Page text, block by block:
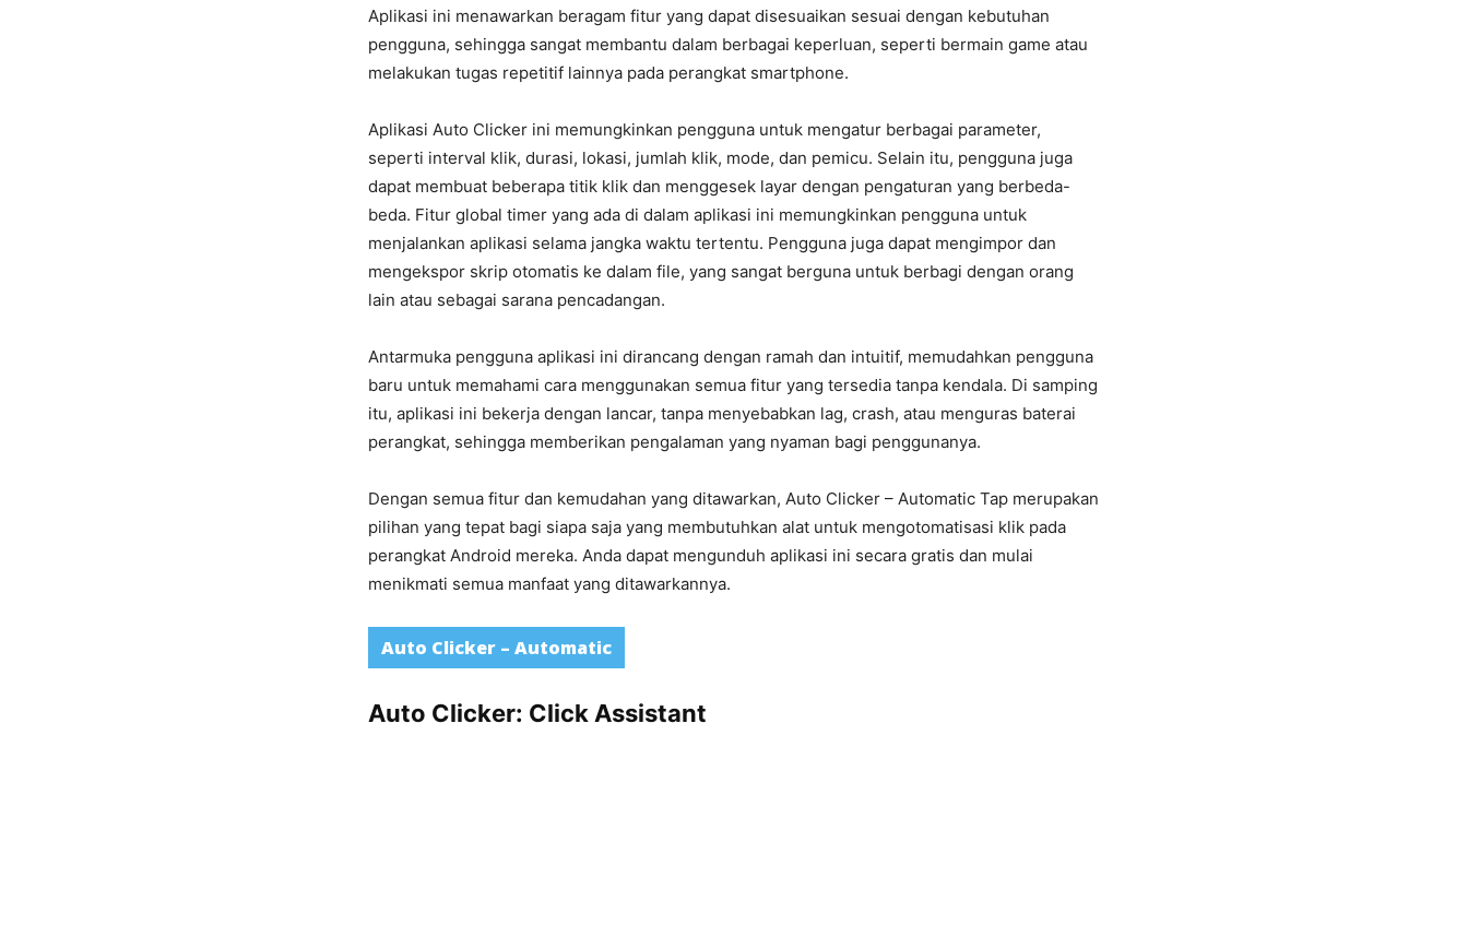
Aplikasi ini menawarkan beragam fitur yang dapat disesuaikan sesuai dengan kebutuhan
pengguna, sehingga sangat membantu dalam berbagai keperluan, seperti bermain game atau
melakukan tugas repetitif lainnya pada perangkat smartphone.
Aplikasi Auto Clicker ini memungkinkan pengguna untuk mengatur berbagai parameter,
seperti interval klik, durasi, lokasi, jumlah klik, mode, dan pemicu. Selain itu, pengguna juga
dapat membuat beberapa titik klik dan menggesek layar dengan pengaturan yang berbeda-
beda. Fitur global timer yang ada di dalam aplikasi ini memungkinkan pengguna untuk
menjalankan aplikasi selama jangka waktu tertentu. Pengguna juga dapat mengimpor dan
mengekspor skrip otomatis ke dalam file, yang sangat berguna untuk berbagi dengan orang
lain atau sebagai sarana pencadangan.
Antarmuka pengguna aplikasi ini dirancang dengan ramah dan intuitif, memudahkan pengguna
baru untuk memahami cara menggunakan semua fitur yang tersedia tanpa kendala. Di samping
itu, aplikasi ini bekerja dengan lancar, tanpa menyebabkan lag, crash, atau menguras baterai
perangkat, sehingga memberikan pengalaman yang nyaman bagi penggunanya.
Dengan semua fitur dan kemudahan yang ditawarkan, Auto Clicker – Automatic Tap merupakan
pilihan yang tepat bagi siapa saja yang membutuhkan alat untuk mengotomatisasi klik pada
perangkat Android mereka. Anda dapat mengunduh aplikasi ini secara gratis dan mulai
menikmati semua manfaat yang ditawarkannya.
Auto Clicker – Automatic
Auto Clicker: Click Assistant